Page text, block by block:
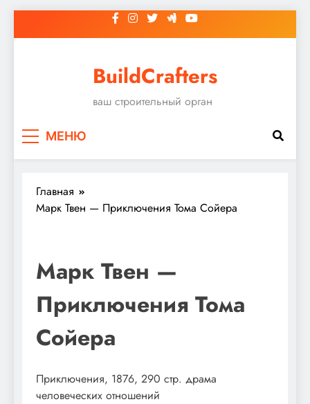
к
BuildCrafters
ваш строительный орган
МЕНЮ
Главная
Марк Твен — Приключения Тома Сойера
Марк Твен —
Приключения Тома
Сойера
Приключения, 1876, 290 стр. драма
человеческих отношений